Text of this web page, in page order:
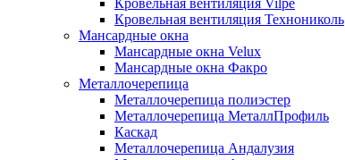
Кровельная вентиляция Vilpe
Кровельная вентиляция Технониколь
Мансардные окна
Мансардные окна Velux
Мансардные окна Факро
Металлочерепица
Металлочерепица полиэстер
Металлочерепица МеталлПрофиль
Каскад
Металлочерепица Андалузия